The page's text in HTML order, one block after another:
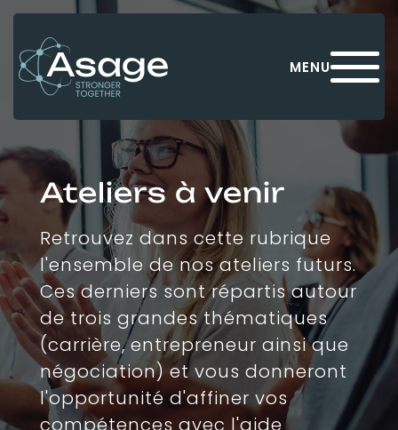
MENU
Ateliers à venir
Retrouvez dans cette rubrique
l'ensemble de nos ateliers futurs.
Ces derniers sont répartis autour
de trois grandes thématiques
(carrière, entrepreneur ainsi que
négociation) et vous donneront
l'opportunité d'affiner vos
compétences avec l'aide
Panneau de gestion des cookies